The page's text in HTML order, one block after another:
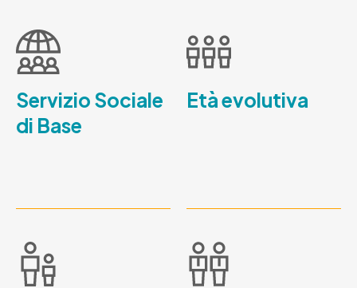
Servizio Sociale
di Base
Età evolutiva